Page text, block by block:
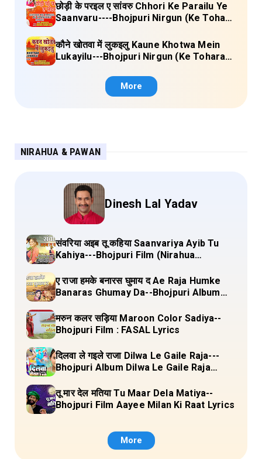
छोड़ी के परइल ए सांवरु Chhori Ke Parailu Ye
Saanvaru----Bhojpuri Nirgun (Ke Tohara
कौने खोतवा में लुकइलु Kaune Khotwa Mein
Lukayilu---Bhojpuri Nirgun (Ke Tohara
More
NIRAHUA & PAWAN
Dinesh Lal Yadav
संवरिया अइब तू कहिया Saanvariya Ayib Tu
Kahiya---Bhojpuri Film (Nirahua
ए राजा हमके बनारस घुमाय द Ae Raja Humke
Banaras Ghumay Da--Bhojpuri Album
Lyrics
मरुन कलर सड़िया Maroon Color Sadiya--
Bhojpuri Film : FASAL Lyrics
दिलवा ले गइले राजा Dilwa Le Gaile Raja---
Bhojpuri Album Dilwa Le Gaile Raja
तू मार देल मतिया Tu Maar Dela Matiya--
Bhojpuri Film Aayee Milan Ki Raat Lyrics
More